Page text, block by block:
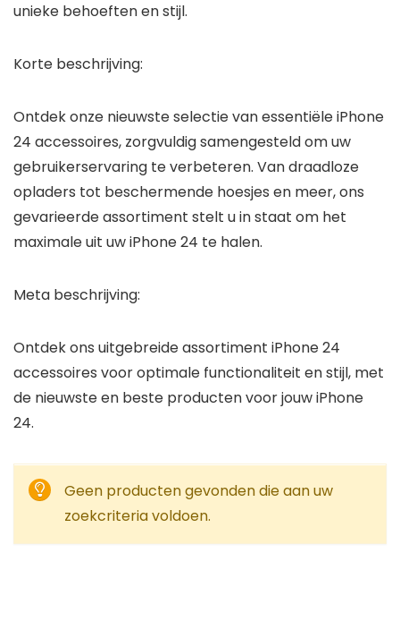
unieke behoeften en stijl.
Korte beschrijving:
Ontdek onze nieuwste selectie van essentiële iPhone
24 accessoires, zorgvuldig samengesteld om uw
gebruikerservaring te verbeteren. Van draadloze
opladers tot beschermende hoesjes en meer, ons
gevarieerde assortiment stelt u in staat om het
maximale uit uw iPhone 24 te halen.
Meta beschrijving:
Ontdek ons uitgebreide assortiment iPhone 24
accessoires voor optimale functionaliteit en stijl, met
de nieuwste en beste producten voor jouw iPhone
24.
Geen producten gevonden die aan uw
zoekcriteria voldoen.